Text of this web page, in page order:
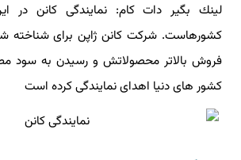
درباره ما
آموزش
لینك بگیر دات كام: نمایندگی كانن در
كشورهاست. شركت كانن ژاپن برای شناخته
فروش بالاتر محصولاتش و رسیدن به سود
كشور های دنیا اهدای نمایندگی كرده است